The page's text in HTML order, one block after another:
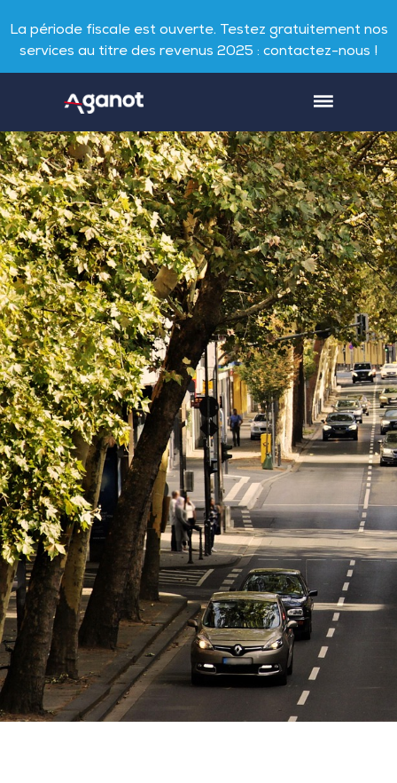
La période fiscale est ouverte. Testez gratuitement nos
services au titre des revenus 2025 : contactez-nous !